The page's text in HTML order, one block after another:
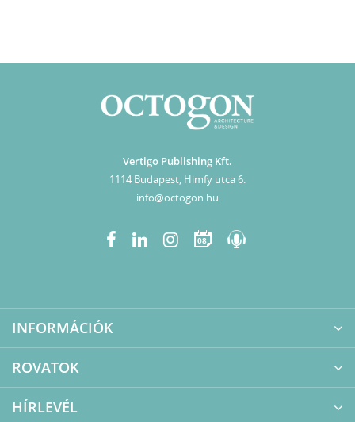
Vertigo Publishing Kft.
1114 Budapest, Himfy utca 6.
info@octogon.hu
08
INFORMÁCIÓK
ROVATOK
HÍRLEVÉL